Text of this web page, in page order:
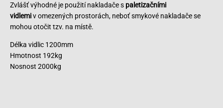
Zvlášť výhodné je použití nakladače s paletizačními
vidlemiv omezených prostorách, neboť smykové nakladače se
mohou otočit tzv. na místě.
Délka vidlic 1200mm
Hmotnost 192kg
Nosnost 2000kg